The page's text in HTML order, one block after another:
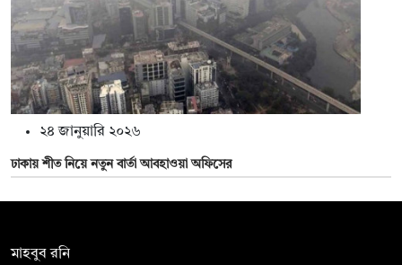
২৪ জানুয়ারি ২০২৬
ঢাকায় শীত নিয়ে নতুন বার্তা আবহাওয়া অফিসের
মাহবুব রনি